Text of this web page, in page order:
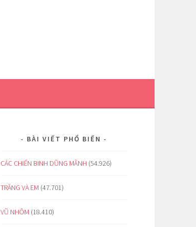
BÀI VIẾT PHỔ BIẾN
CÁC CHIẾN BINH DŨNG MÃNH (54.926)
TRĂNG VÀ EM (47.701)
VŨ NHÔM (18.410)